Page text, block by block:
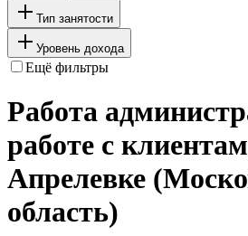
Тип занятости
Уровень дохода
Ещё фильтры
Работа
работе с
Апрелевке
область)